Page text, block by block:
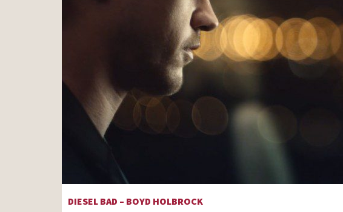
DIESEL BAD – BOYD HOLBROCK